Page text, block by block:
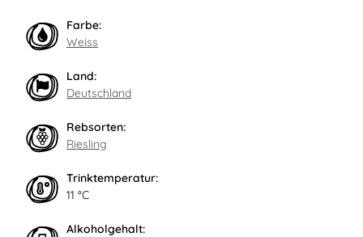
Farbe:
Weiss
Land:
Deutschland
Rebsorten:
Riesling
Trinktemperatur:
11 °C
Alkoholgehalt: